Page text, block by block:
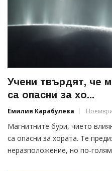
Учени твърдят, че
са опасни за хо...
Емилия Карабулева
Магнитните бури, чието
са опасни за хората. Те
неразположение, но по-